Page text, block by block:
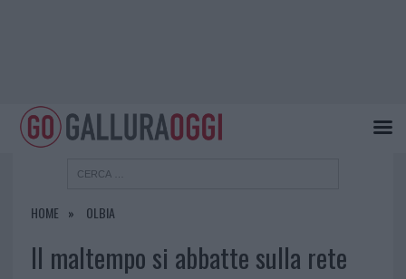
HOME OLBIA
Il maltempo si abbatte sulla rete